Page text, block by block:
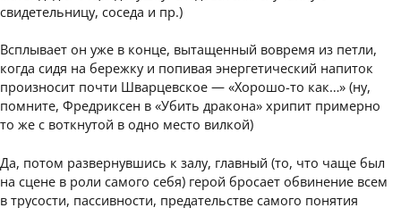
свидетельницу, соседа и пр.)
Всплывает он уже в конце, вытащенный вовремя из петли,
когда сидя на бережку и попивая энергетический напиток
произносит почти Шварцевское — «Хорошо-то как…» (ну,
помните, Фредриксен в «Убить дракона» хрипит примерно
то же с воткнутой в одно место вилкой)
Да, потом развернувшись к залу, главный (то, что чаще был
на сцене в роли самого себя) герой бросает обвинение всем
в трусости, пассивности, предательстве самого понятия